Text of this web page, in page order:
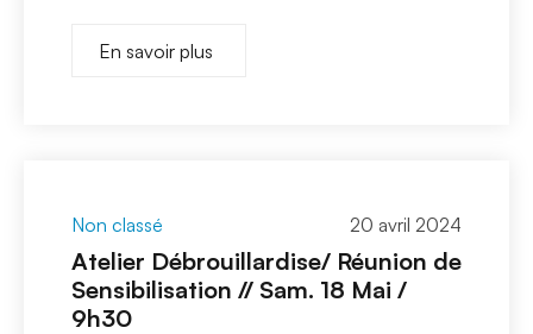
En savoir plus
Non classé 20 avril 2024
Atelier Débrouillardise/ Réunion de
Sensibilisation // Sam. 18 Mai /
9h30